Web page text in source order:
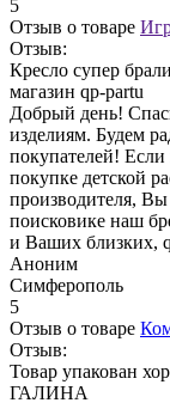
5
Отзыв о товаре
Отзыв:
Кресло супер
магазин qp-partu
Добрый день!
изделиям. Будем
покупателей!
покупке детской
производителя,
поисковике наш
и Ваших близких,
Аноним
Симферополь
5
Отзыв о товаре
Отзыв:
Товар упакован
ГАЛИНА